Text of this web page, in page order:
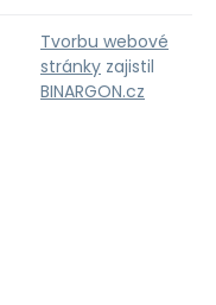
Tvorbu webové
stránky zajistil
BINARGON.cz